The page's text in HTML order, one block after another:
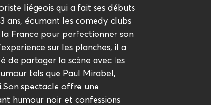
liégeois qui a fait ses débuts
ans, écumant les comedy clubs
France pour perfectionner son
sur les planches, il a
de partager la scène avec les
tels que Paul Mirabel,
spectacle offre une
humour noir et confessions